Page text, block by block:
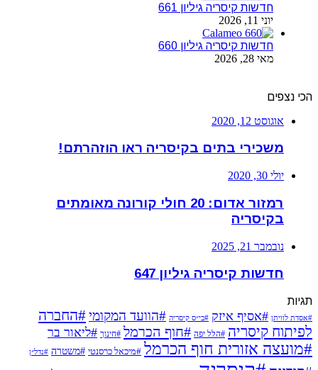
חדשות קיסריה גיליון 661
יוני 11, 2026
חדשות קיסריה גיליון 660
מאי 28, 2026
הכי נצפים
אוגוסט 12, 2020
משכירי בתים בקיסריה ראו הוזהרתם!
יולי 30, 2020
רמזור אדום: 20 חולי קורונה מאומתים
בקיסריה
נובמבר 21, 2025
חדשות קיסריה גיליון 647
תגיות
#אסדת לוויתן #אסיף איזק #בי״ס קיסריה #הוועד המקומי#החברה
לפיתוח קיסריה #הלל יפה #חוף הכרמל #חינוך #ליאור בר
#מועצה אזורית חוף הכרמל #מיכאל כרסנטי #משטרה #נדל״ן